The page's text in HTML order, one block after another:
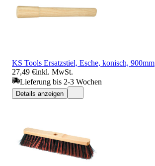
KS Tools Ersatzstiel, Esche, konisch, 900mm
27,49 €inkl. MwSt.
Lieferung bis 2-3 Wochen
Details anzeigen